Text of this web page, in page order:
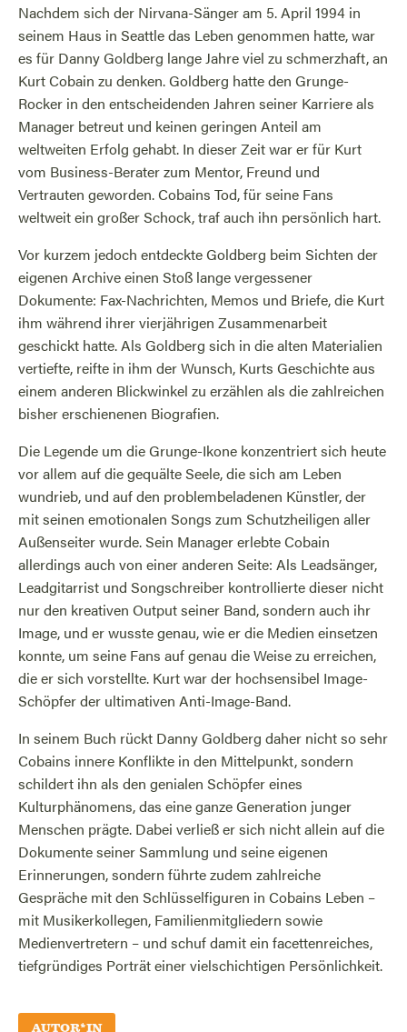
Nachdem sich der Nirvana-Sänger am 5. April 1994 in
seinem Haus in Seattle das Leben genommen hatte, war
es für Danny Goldberg lange Jahre viel zu schmerzhaft, an
Kurt Cobain zu denken. Goldberg hatte den Grunge-
Rocker in den entscheidenden Jahren seiner Karriere als
Manager betreut und keinen geringen Anteil am
weltweiten Erfolg gehabt. In dieser Zeit war er für Kurt
vom Business-Berater zum Mentor, Freund und
Vertrauten geworden. Cobains Tod, für seine Fans
weltweit ein großer Schock, traf auch ihn persönlich hart.
Vor kurzem jedoch entdeckte Goldberg beim Sichten der
eigenen Archive einen Stoß lange vergessener
Dokumente: Fax-Nachrichten, Memos und Briefe, die Kurt
ihm während ihrer vierjährigen Zusammenarbeit
geschickt hatte. Als Goldberg sich in die alten Materialien
vertiefte, reifte in ihm der Wunsch, Kurts Geschichte aus
einem anderen Blickwinkel zu erzählen als die zahlreichen
bisher erschienenen Biografien.
Die Legende um die Grunge-Ikone konzentriert sich heute
vor allem auf die gequälte Seele, die sich am Leben
wundrieb, und auf den problembeladenen Künstler, der
mit seinen emotionalen Songs zum Schutzheiligen aller
Außenseiter wurde. Sein Manager erlebte Cobain
allerdings auch von einer anderen Seite: Als Leadsänger,
Leadgitarrist und Songschreiber kontrollierte dieser nicht
nur den kreativen Output seiner Band, sondern auch ihr
Image, und er wusste genau, wie er die Medien einsetzen
konnte, um seine Fans auf genau die Weise zu erreichen,
die er sich vorstellte. Kurt war der hochsensibel Image-
Schöpfer der ultimativen Anti-Image-Band.
In seinem Buch rückt Danny Goldberg daher nicht so sehr
Cobains innere Konflikte in den Mittelpunkt, sondern
schildert ihn als den genialen Schöpfer eines
Kulturphänomens, das eine ganze Generation junger
Menschen prägte. Dabei verließ er sich nicht allein auf die
Dokumente seiner Sammlung und seine eigenen
Erinnerungen, sondern führte zudem zahlreiche
Gespräche mit den Schlüsselfiguren in Cobains Leben –
mit Musikerkollegen, Familienmitgliedern sowie
Medienvertretern – und schuf damit ein facettenreiches,
tiefgründiges Porträt einer vielschichtigen Persönlichkeit.
AUTOR*IN